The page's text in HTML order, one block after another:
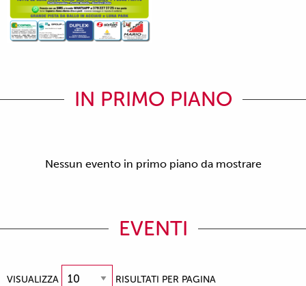
IN PRIMO PIANO
Nessun evento in primo piano da mostrare
EVENTI
VISUALIZZA RISULTATI PER PAGINA